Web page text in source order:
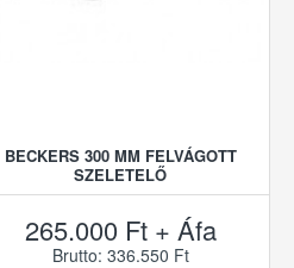
BECKERS 300 MM FELVÁGOTT
SZELETELŐ
265.000 Ft + Áfa
Brutto: 336.550 Ft